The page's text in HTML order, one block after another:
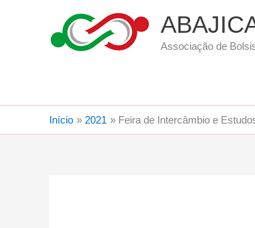
Associação de
Início 2021 Feira de Intercâmbio e